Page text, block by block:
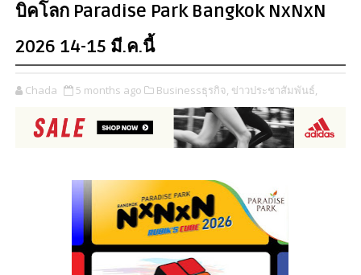
บิคโลก Paradise Park Bangkok NxNxN
2026 14-15 มี.ค.นี้
Chada 5 months ago Businessธุรกิจ, ข่าวประชาสัมพันธ์,